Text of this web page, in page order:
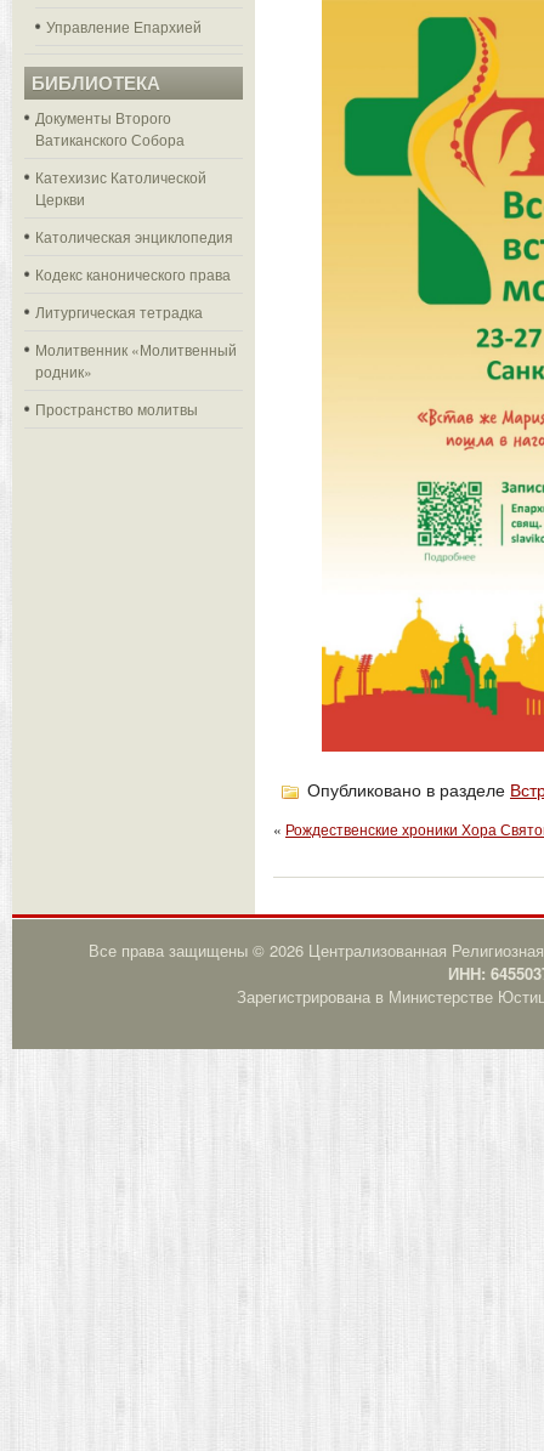
Управление Епархией
БИБЛИОТЕКА
Документы Второго
Ватиканского Собора
Катехизис Католической
Церкви
Католическая энциклопедия
Кодекс канонического права
Литургическая тетрадка
Молитвенник «Молитвенный
родник»
Пространство молитвы
Опубликовано в разделе
« Рождественские хроники Хора
Все права защищены © 2026 Централизованная
ИНН:
Зарегистрирована в Министерстве